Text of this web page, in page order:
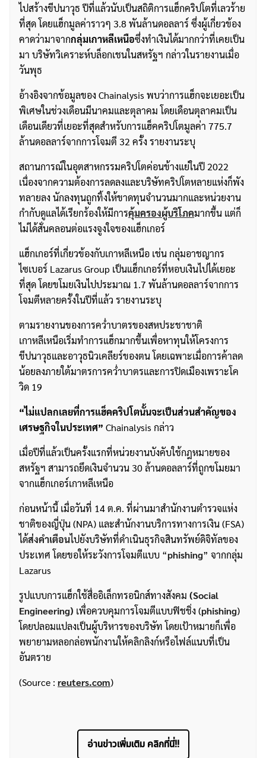
ไปสร้างขีปนาวุธ ปีที่แล้วนับเป็นสถิติการแฮ็กคริปโตที่เลวร้าย
ที่สุด โดยแฮ็กมูลค่าราวๆ 3.8 พันล้านดอลลาร์ ซึ่งผู้เกี่ยวข้อง
คาดว่ามาจากกลุ่มเกาหลีเหนือซึ่งทำเงินได้มากกว่าที่เคยเป็น
มา บริษัทวิเคราะห์บล็อกเชนในสหรัฐฯ กล่าวในรายงานเมื่อ
วันพุธ
อ้างอิงจากข้อมูลของ Chainalysis พบว่าการแฮ็กจะเยอะเป็น
พิเศษในช่วงเดือนมีนาคมและตุลาคม โดยเดือนตุลาคมเป็น
เดือนเดียวที่เยอะที่สุดสำหรับการแฮ็คคริปโตมูลค่า 775.7
ล้านดอลลาร์จากการโจมตี 32 ครั้ง รายงานระบุ
สถานการณ์ในอุตสาหกรรมคริปโตค่อนข้างแย่ในปี 2022
เนื่องจากความต้องการลดลงและบริษัทคริปโตหลายแห่งก็พัง
ทลายลง นักลงทุนถูกทิ้งให้ขาดทุนจำนวนมากและหน่วยงาน
กำกับดูแลได้เรียกร้องให้มีการคุ้มครองผู้บริโภคมากขึ้น แต่ก็
ไม่ได้สั่นคลอนต่อแรงจูงใจของแฮ็กเกอร์
แฮ็กเกอร์ที่เกี่ยวข้องกับเกาหลีเหนือ เช่น กลุ่มอาชญากร
ไซเบอร์ Lazarus Group เป็นแฮ็กเกอร์ที่หอบเงินไปได้เยอะ
ที่สุด โดยขโมยเงินไปประมาณ 1.7 พันล้านดอลลาร์จากการ
โจมตีหลายครั้งในปีที่แล้ว รายงานระบุ
ตามรายงานของการคว่ำบาตรของสหประชาชาติ
เกาหลีเหนือเริ่มทำการแฮ็กมากขึ้นเพื่อหาทุนให้โครงการ
ขีปนาวุธและอาวุธนิวเคลียร์ของตน โดยเฉพาะเมื่อการค้าลด
น้อยลงภายใต้มาตรการคว่ำบาตรและการปิดเมืองเพราะโค
วิด 19
“ไม่แปลกเลยที่การแฮ็คคริปโตนั้นจะเป็นส่วนสำคัญของ
เศรษฐกิจในประเทศ” Chainalysis กล่าว
เมื่อปีที่แล้วเป็นครั้งแรกที่หน่วยงานบังคับใช้กฎหมายของ
สหรัฐฯ สามารถยึดเงินจำนวน 30 ล้านดอลลาร์ที่ถูกขโมยมา
จากแฮ็กเกอร์เกาหลีเหนือ
ก่อนหน้านี้ เมื่อวันที่ 14 ต.ค. ที่ผ่านมาสำนักงานตำรวจแห่ง
ชาติของญี่ปุ่น (NPA) และสำนักงานบริการทางการเงิน (FSA)
ได้ส่งคำเตือนไปยังบริษัทที่ดำเนินธุรกิจสินทรัพย์ดิจิทัลของ
ประเทศ โดยขอให้ระวังการโจมตีแบบ “phishing” จากกลุ่ม
Lazarus
รูปแบบการแฮ็กใช้สื่ออิเล็กทรอนิกส์ทางสังคม (Social
Engineering) เพื่อควบคุมการโจมตีแบบฟิชชิ่ง (phishing)
โดยปลอมแปลงเป็นผู้บริหารของบริษัท โดยเป้าหมายก็เพื่อ
พยายามหลอกล่อพนักงานให้คลิกลิงก์หรือไฟล์แนบที่เป็น
อันตราย
(Source : reuters.com)
อ่านข่าวเพิ่มเติม คลิกที่นี่!!